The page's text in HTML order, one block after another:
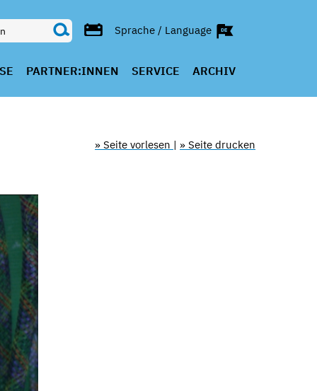
Sprache / Language
PARTNER:INNEN SERVICE ARCHIV
» Seite vorlesen | » Seite drucken